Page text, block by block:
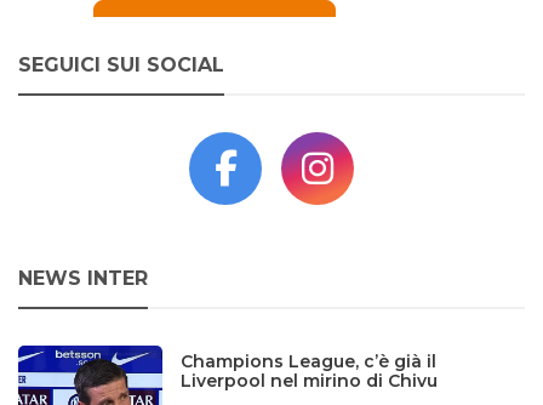
SEGUICI SUI SOCIAL
NEWS INTER
Champions League, c’è già il
Liverpool nel mirino di Chivu